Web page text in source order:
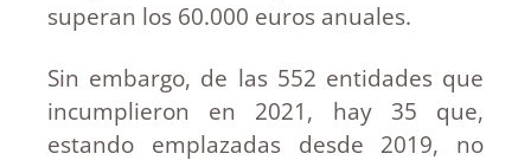
superan los 60.000 euros anuales.
Sin embargo, de las 552 entidades que
incumplieron en 2021, hay 35 que,
estando emplazadas desde 2019, no